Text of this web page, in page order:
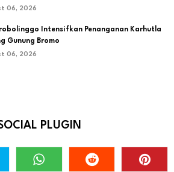
06, 2026
Intensifkan Penanganan Karhutla
Gunung Bromo
06, 2026
PLUGIN